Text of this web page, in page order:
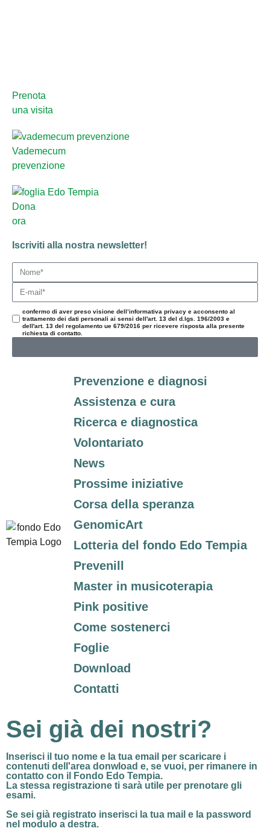
Prenota
una visita
Vademecum
prevenzione
Dona
ora
Iscriviti alla nostra newsletter!
confermo di aver preso visione dell’informativa privacy e acconsento al
trattamento dei dati personali ai sensi dell'art. 13 del d.lgs. 196/2003 e
dell'art. 13 del regolamento ue 679/2016 per ricevere risposta alla presente
richiesta di contatto.
Prevenzione e diagnosi
Assistenza e cura
Ricerca e diagnostica
Volontariato
News
Prossime iniziative
Corsa della speranza
GenomicArt
Lotteria del fondo Edo Tempia
Prevenill
Master in musicoterapia
Pink positive
Come sostenerci
Foglie
Download
Contatti
Sei già dei nostri?
Inserisci il tuo nome e la tua email per scaricare i
contenuti dell'area donwload e, se vuoi, per rimanere in
contatto con il Fondo Edo Tempia.
La stessa registrazione ti sarà utile per prenotare gli
esami.
Se sei già registrato inserisci la tua mail e la password
nel modulo a destra.